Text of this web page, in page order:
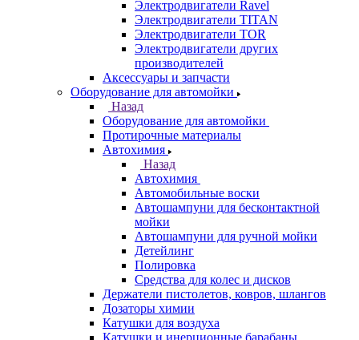
Электродвигатели Ravel
Электродвигатели TITAN
Электродвигатели TOR
Электродвигатели других
производителей
Аксессуары и запчасти
Оборудование для автомойки
Назад
Оборудование для автомойки
Протирочные материалы
Автохимия
Назад
Автохимия
Автомобильные воски
Автошампуни для бесконтактной
мойки
Автошампуни для ручной мойки
Детейлинг
Полировка
Средства для колес и дисков
Держатели пистолетов, ковров, шлангов
Дозаторы химии
Катушки для воздуха
Катушки и инерционные барабаны